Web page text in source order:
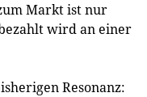
Markt ist nur
wird an einer
Resonanz: